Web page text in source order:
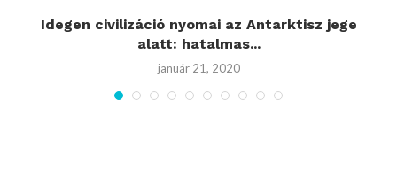
Idegen civilizáció nyomai az Antarktisz jege
alatt: hatalmas...
január 21, 2020